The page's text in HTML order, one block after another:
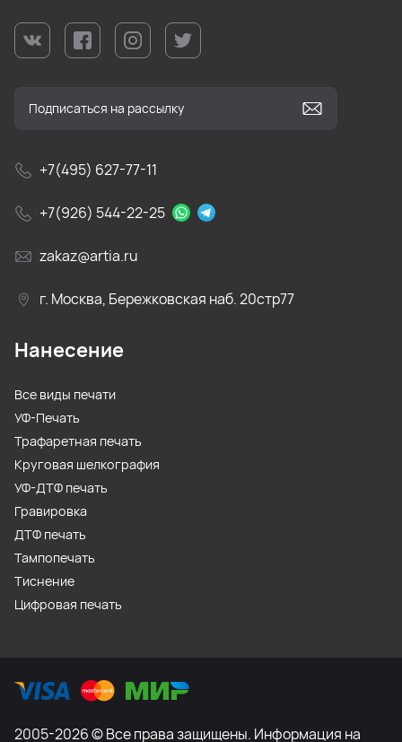
+7(495) 627-77-11
+7(926) 544-22-25
zakaz@artia.ru
г. Москва, Бережковская наб. 20стр77
Нанесение
Все виды печати
УФ-Печать
Трафаретная печать
Круговая шелкография
УФ-ДТФ печать
Гравировка
ДТФ печать
Тампопечать
Тиснение
Цифровая печать
2005-2026 © Все права защищены. Информация на